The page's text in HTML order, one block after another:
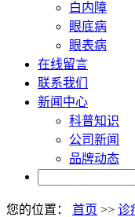
白内障
眼底病
眼表病
在线留言
联系我们
新闻中心
科普知识
公司新闻
品牌动态
您的位置： 首页 >> 诊